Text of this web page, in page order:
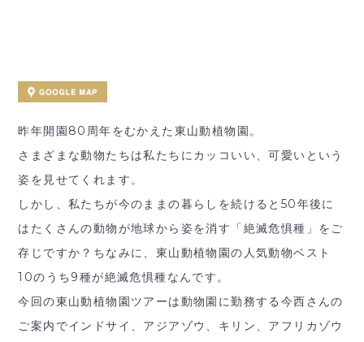
昨年開園80周年をむかえた東山動植物園。
さまざまな動物たちは私たちにカッコいい、可愛いという
姿を見せてくれます。
しかし、私たちが今のままの暮らしを続けると50年後に
はたくさんの動物が地球から姿を消す「絶滅危惧種」をご
存じですか？ちなみに、東山動植物園の人気動物ベスト
10のうち9種が絶滅危惧種なんです。
今回の東山動植物園ツアーは動物園に勤務する今西さんの
ご案内でインドサイ、アジアゾウ、キリン、アフリカゾウ